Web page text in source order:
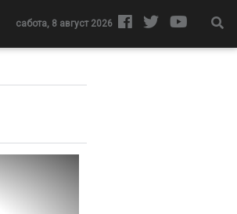
сабота, 8 август 2026